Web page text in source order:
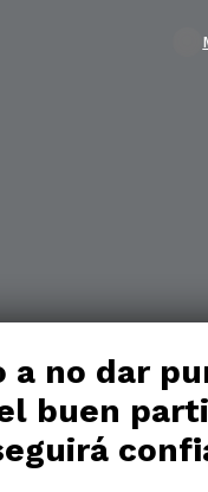
a no dar
buen